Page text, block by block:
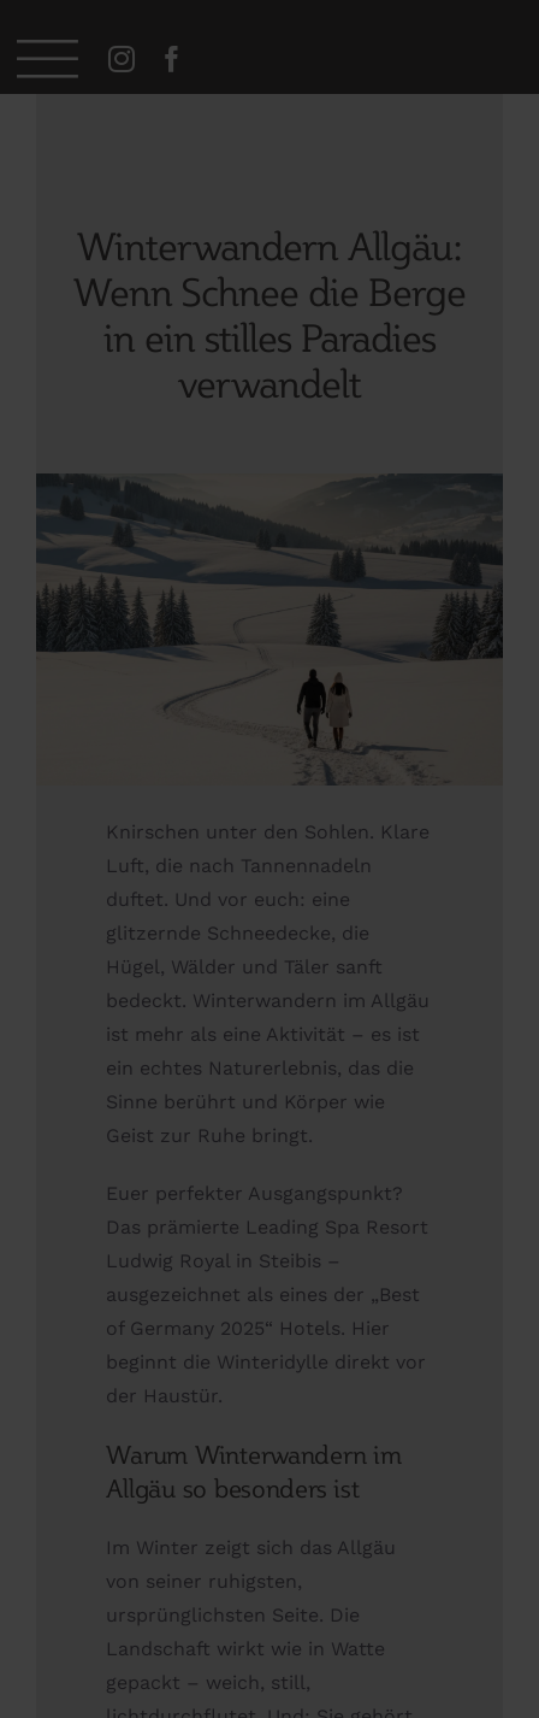
Inhalt
springen
Winterwandern Allgäu:
Wenn Schnee die Berge
in ein stilles Paradies
verwandelt
Knirschen unter den Sohlen. Klare
Luft, die nach Tannennadeln
duftet. Und vor euch: eine
glitzernde Schneedecke, die
Hügel, Wälder und Täler sanft
bedeckt. Winterwandern im Allgäu
ist mehr als eine Aktivität – es ist
ein echtes Naturerlebnis, das die
Sinne berührt und Körper wie
Geist zur Ruhe bringt.
Euer perfekter Ausgangspunkt?
Das prämierte Leading Spa Resort
Ludwig Royal in Steibis –
ausgezeichnet als eines der „Best
of Germany 2025“ Hotels. Hier
beginnt die Winteridylle direkt vor
der Haustür.
Warum Winterwandern im
Allgäu so besonders ist
Im Winter zeigt sich das Allgäu
von seiner ruhigsten,
ursprünglichsten Seite. Die
Landschaft wirkt wie in Watte
gepackt – weich, still,